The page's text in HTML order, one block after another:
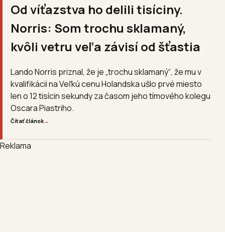
Od víťazstva ho delili tisíciny.
Norris: Som trochu sklamaný,
kvôli vetru veľa závisí od šťastia
Lando Norris priznal, že je „trochu sklamaný“, že mu v
kvalifikácii na Veľkú cenu Holandska ušlo prvé miesto
len o 12 tisícin sekundy za časom jeho tímového kolegu
Oscara Piastriho.
Čítať článok→
Reklama